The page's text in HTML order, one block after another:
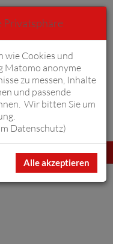
0
Privatsphäre
wie Cookies und
Matomo anonyme
zu messen, Inhalte
und passende
Wir bitten Sie um
Datenschutz)
Alle akzeptieren